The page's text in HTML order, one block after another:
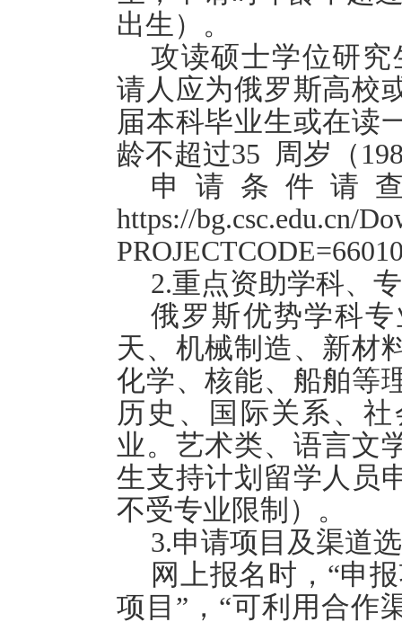
出生）。
攻读硕士学位研究
请人应为俄罗斯高校
届本科毕业生或在读
龄不超过35 周岁（
申请条件请
https://bg.csc.edu.cn/
2.重点资助学科、
俄罗斯优势学科
天、机械制造、新材
化学、核能、船舶等
历史、国际关系、
业。艺术类、语言文
生支持计划留学人员
不受专业限制）。
3.申请项目及渠道
网上报名时，“申
项目”，“可利用合作